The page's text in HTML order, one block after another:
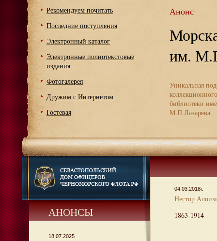
Рекомендуем почитать
Последние поступления
Электронный каталог
Электронные полнотекстовые
издания
Фотогалерея
Дружим с Интернетом
Гостевая
Анонс
им.
Уникальная
библиотеки
М.П.Лазарева.
АНОНСЫ
18.07.2025
04.03.2018г.
Нестор
1863-1914